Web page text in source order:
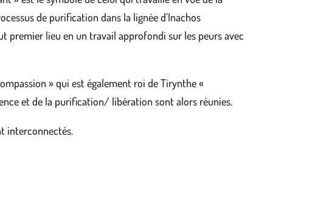
de purification dans la lignée d’Inachos
premier lieu en un travail approfondi sur les peurs avec
» qui est également roi de Tirynthe «
et de la purification/ libération sont alors réunies.
interconnectés.